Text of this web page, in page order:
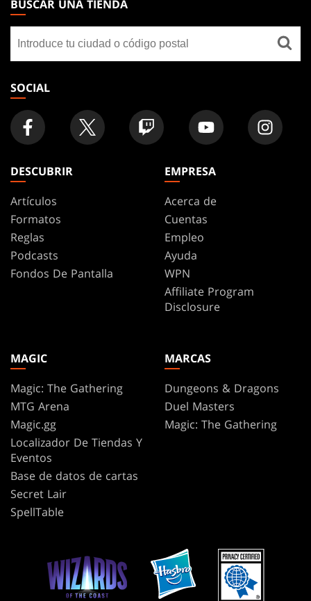
GATHERING
FOOTER
BUSCAR UNA TIENDA
una
tienda
SOCIAL
DESCUBRIR
Artículos
Formatos
Reglas
Podcasts
Fondos De Pantalla
EMPRESA
Acerca de
Cuentas
Empleo
Ayuda
WPN
Affiliate Program
Disclosure
MAGIC
Magic: The Gathering
MTG Arena
Magic.gg
Localizador De Tiendas Y
Eventos
Base de datos de cartas
Secret Lair
SpellTable
MARCAS
Dungeons & Dragons
Duel Masters
Magic: The Gathering